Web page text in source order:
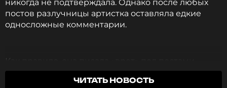
никогда не подтверждала. Однако после любых
постов разлучницы артистка оставляла едкие
односложные комментарии.
Как правило, она писала «врет» под постами
Решетовой, а также называла ее
«представительницей древнейшей профессии».
ЧИТАТЬ НОВОСТЬ